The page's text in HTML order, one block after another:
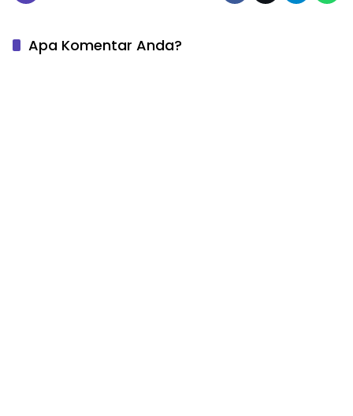
Apa Komentar Anda?